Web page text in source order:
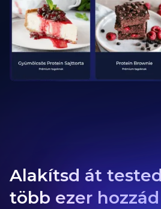
Alakítsd át
több ezer